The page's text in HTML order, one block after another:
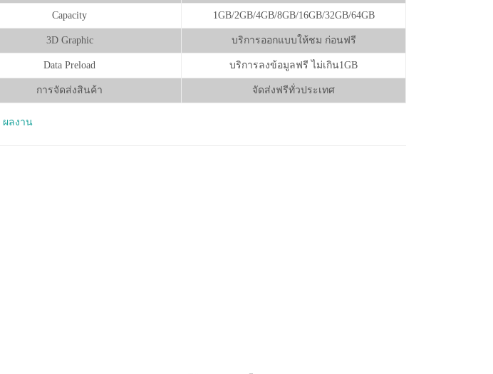
Capacity 1GB/2GB/4GB/8GB/16GB/32GB/64GB
3D Graphic บริการออกแบบให้ชม ก่อนฟรี
Data Preload บริการลงข้อมูลฟรี ไม่เกิน1GB
การจัดส่งสินค้า จัดส่งฟรีทั่วประเทศ
ผลงาน